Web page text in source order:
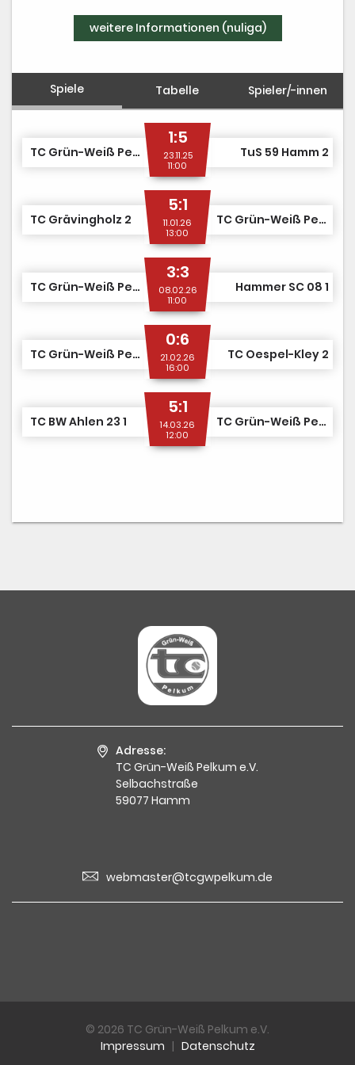
weitere Informationen (nuliga)
Spiele Tabelle Spieler/-innen
TC Grün-Weiß Pelkum 1
1:5
23.11.25
11:00
TuS 59 Hamm 2
TC Grävingholz 2
5:1
11.01.26
13:00
TC Grün-Weiß Pelkum 1
TC Grün-Weiß Pelkum 1
3:3
08.02.26
11:00
Hammer SC 08 1
TC Grün-Weiß Pelkum 1
0:6
21.02.26
16:00
TC Oespel-Kley 2
TC BW Ahlen 23 1
5:1
14.03.26
12:00
TC Grün-Weiß Pelkum 1
Adresse:
TC Grün-Weiß Pelkum e.V.
Selbachstraße
59077 Hamm
webmaster@tcgwpelkum.de
© 2026 TC Grün-Weiß Pelkum e.V.
Impressum | Datenschutz